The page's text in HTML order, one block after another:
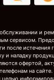
и
сервисом.
после истечения
и наладку
офертой,
на